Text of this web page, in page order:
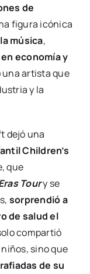
de
figura icónica
música,
economía y
una artista que
y la
dejó una
Children’s
que
Toury se
sorprendió a
de salud el
compartió
sino que
de su